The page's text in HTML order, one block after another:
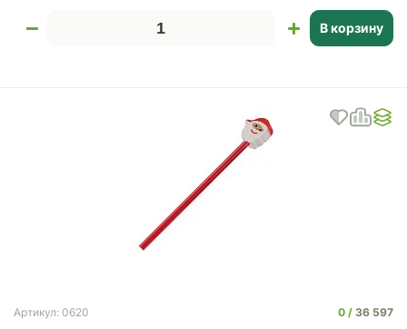
В корзину
Артикул: 0620 0
36 597